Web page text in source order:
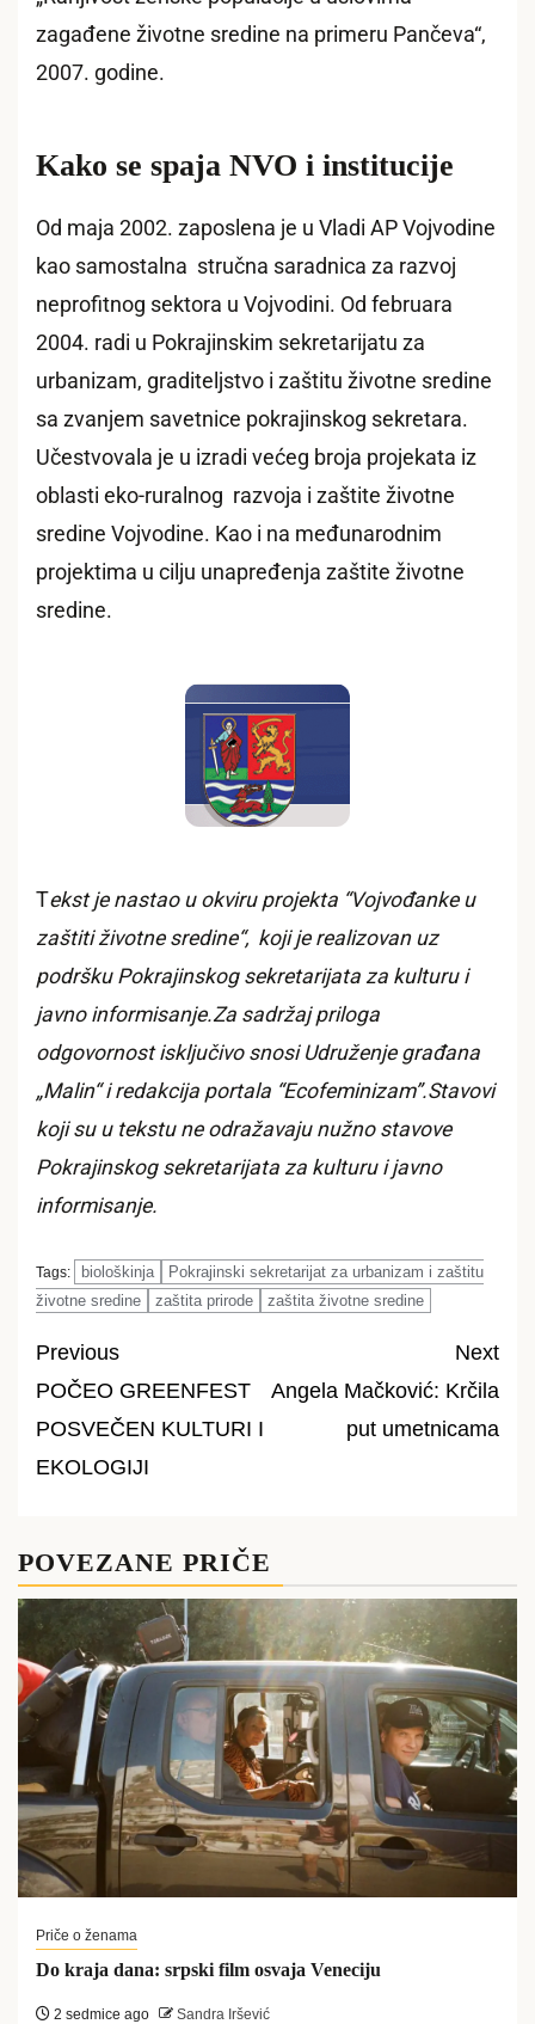
zagađene životne sredine na primeru Pančeva“,
2007. godine.
Kako se spaja NVO i institucije
Od maja 2002. zaposlena je u Vladi AP Vojvodine
kao samostalna stručna saradnica za razvoj
neprofitnog sektora u Vojvodini. Od februara
2004. radi u Pokrajinskim sekretarijatu za
urbanizam, graditeljstvo i zaštitu životne sredine
sa zvanjem savetnice pokrajinskog sekretara.
Učestvovala je u izradi većeg broja projekata iz
oblasti eko-ruralnog razvoja i zaštite životne
sredine Vojvodine. Kao i na međunarodnim
projektima u cilju unapređenja zaštite životne
sredine.
Tekst je nastao u okviru projekta “Vojvođanke u
zaštiti životne sredine“, koji je realizovan uz
podršku Pokrajinskog sekretarijata za kulturu i
javno informisanje.Za sadržaj priloga
odgovornost isključivo snosi Udruženje građana
„Malin“ i redakcija portala “Ecofeminizam”.Stavovi
koji su u tekstu ne odražavaju nužno stavove
Pokrajinskog sekretarijata za kulturu i javno
informisanje.
Tags: biološkinja
Pokrajinski sekretarijat za urbanizam i zaštitu
životne sredine
zaštita prirode zaštita životne sredine
Post
navigation
Previous
POČEO GREENFEST
POSVEČEN KULTURI I
EKOLOGIJI
Next
Angela Mačković: Krčila
put umetnicama
POVEZANE PRIČE
Priče o ženama
Do kraja dana: srpski film osvaja Veneciju
2 sedmice ago Sandra Iršević